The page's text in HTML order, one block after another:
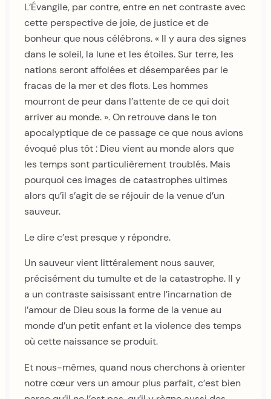
L’Évangile, par contre, entre en net contraste avec
cette perspective de joie, de justice et de
bonheur que nous célébrons. « Il y aura des signes
dans le soleil, la lune et les étoiles. Sur terre, les
nations seront affolées et désemparées par le
fracas de la mer et des flots. Les hommes
mourront de peur dans l’attente de ce qui doit
arriver au monde. ». On retrouve dans le ton
apocalyptique de ce passage ce que nous avions
évoqué plus tôt : Dieu vient au monde alors que
les temps sont particulièrement troublés. Mais
pourquoi ces images de catastrophes ultimes
alors qu’il s’agit de se réjouir de la venue d’un
sauveur.
Le dire c’est presque y répondre.
Un sauveur vient littéralement nous sauver,
précisément du tumulte et de la catastrophe. Il y
a un contraste saisissant entre l’incarnation de
l’amour de Dieu sous la forme de la venue au
monde d’un petit enfant et la violence des temps
où cette naissance se produit.
Et nous-mêmes, quand nous cherchons à orienter
notre cœur vers un amour plus parfait, c’est bien